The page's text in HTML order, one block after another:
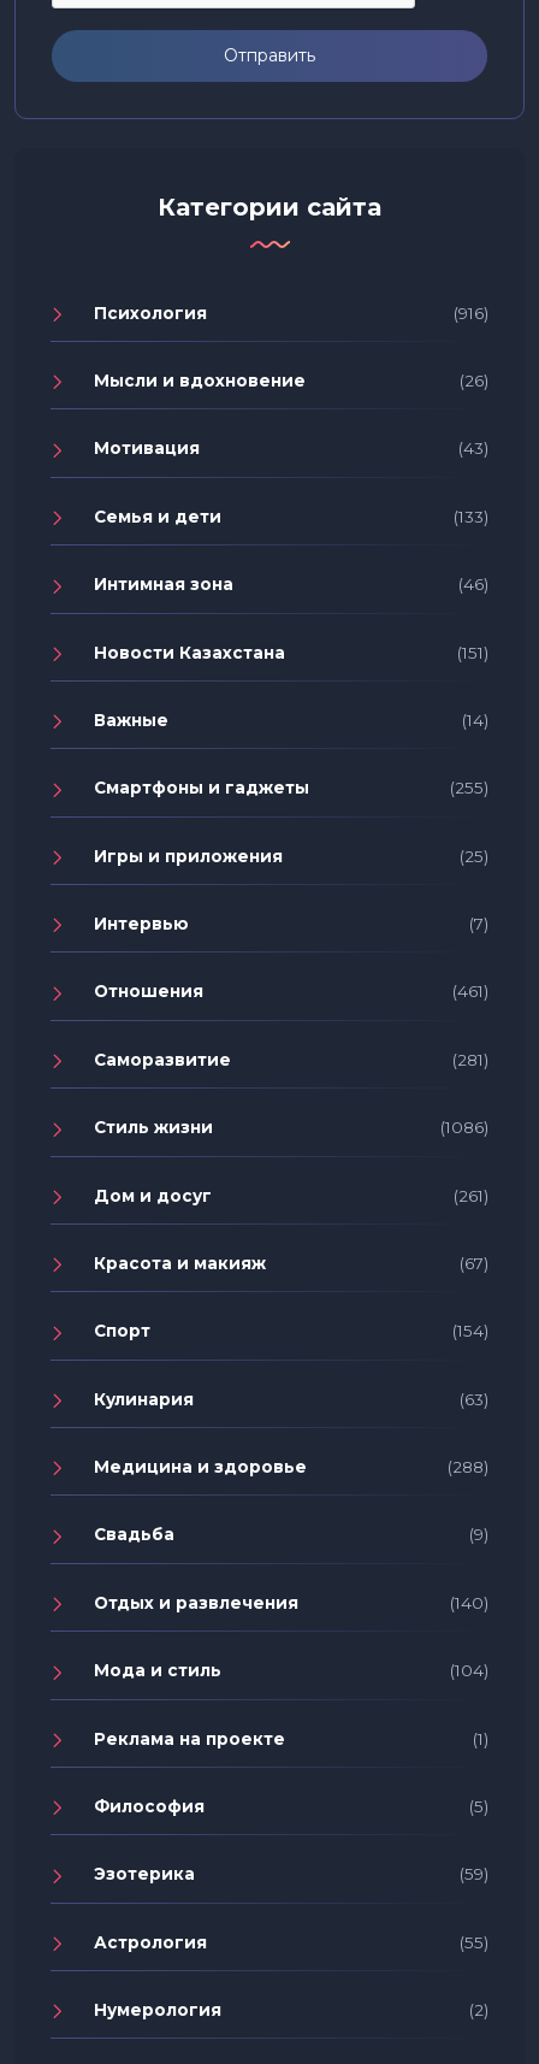
Отправить
Категории сайта
Психология (916)
Мысли и вдохновение (26)
Мотивация (43)
Семья и дети (133)
Интимная зона (46)
Новости Казахстана (151)
Важные (14)
Смартфоны и гаджеты (255)
Игры и приложения (25)
Интервью (7)
Отношения (461)
Саморазвитие (281)
Стиль жизни (1086)
Дом и досуг (261)
Красота и макияж (67)
Спорт (154)
Кулинария (63)
Медицина и здоровье (288)
Свадьба (9)
Отдых и развлечения (140)
Мода и стиль (104)
Реклама на проекте (1)
Философия (5)
Эзотерика (59)
Астрология (55)
Нумерология (2)